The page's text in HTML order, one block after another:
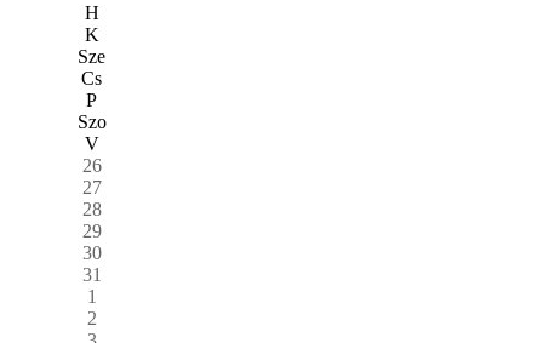
H
K
Sze
Cs
P
Szo
V
26
27
28
29
30
31
1
2